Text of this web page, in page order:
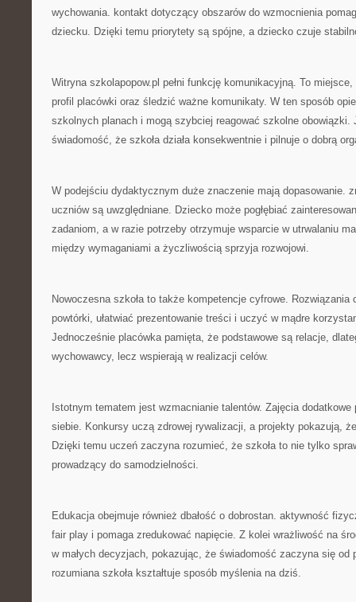
wychowania. kontakt dotyczący obszarów do wzmocnienia
dziecku. Dzięki temu priorytety są spójne, a dziecko czuje
Witryna szkolapopow.pl pełni funkcję komunikacyjną. To
profil placówki oraz śledzić ważne komunikaty. W ten sposób
szkolnych planach i mogą szybciej reagować szkolne obowiązki.
świadomość, że szkoła działa konsekwentnie i pilnuje o dobrą
W podejściu dydaktycznym duże znaczenie mają dopasowanie.
uczniów są uwzględniane. Dziecko może pogłębiać
zadaniom, a w razie potrzeby otrzymuje wsparcie w utrwalaniu
między wymaganiami a życzliwością sprzyja rozwojowi.
Nowoczesna szkoła to także kompetencje cyfrowe. Rozwiązania
powtórki, ułatwiać prezentowanie treści i uczyć w mądre
Jednocześnie placówka pamięta, że podstawowe są relacje,
wychowawcy, lecz wspierają w realizacji celów.
Istotnym tematem jest wzmacnianie talentów. Zajęcia dodatkowe
siebie. Konkursy uczą zdrowej rywalizacji, a projekty pokazują,
Dzięki temu uczeń zaczyna rozumieć, że szkoła to nie tylko
prowadzący do samodzielności.
Edukacja obejmuje również dbałość o dobrostan. aktywność
fair play i pomaga zredukować napięcie. Z kolei wrażliwość na
w małych decyzjach, pokazując, że świadomość zaczyna się od
rozumiana szkoła kształtuje sposób myślenia na dziś.